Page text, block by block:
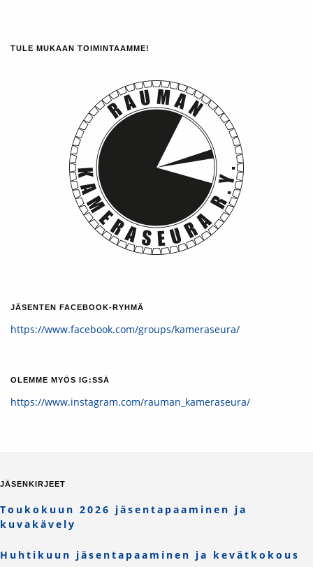
TULE MUKAAN TOIMINTAAMME!
JÄSENTEN FACEBOOK-RYHMÄ
https://www.facebook.com/groups/kameraseura/
OLEMME MYÖS IG:SSÄ
https://www.instagram.com/rauman_kameraseura/
JÄSENKIRJEET
Toukokuun 2026 jäsentapaaminen ja
kuvakävely
Huhtikuun jäsentapaaminen ja kevätkokous